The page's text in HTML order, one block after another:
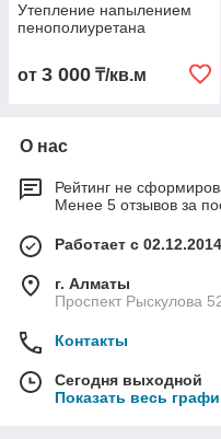
Утепление напылением
пенополиуретана
от 3 000 ₸/кв.м
О нас
Рейтинг не
Менее 5 отзывов за
Работает с 02.12.2014
г. Алматы
Проспект Рыскулова
Контакты
Сегодня выходной
Показать весь